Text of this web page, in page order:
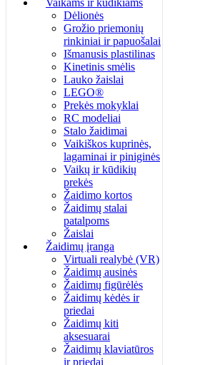
Vaikams ir kūdikiams
Dėlionės
Grožio priemonių
rinkiniai ir papuošalai
Išmanusis plastilinas
Kinetinis smėlis
Lauko žaislai
LEGO®
Prekės mokyklai
RC modeliai
Stalo žaidimai
Vaikiškos kuprinės,
lagaminai ir piniginės
Vaikų ir kūdikių
prekės
Žaidimo kortos
Žaidimų stalai
patalpoms
Žaislai
Žaidimų įranga
Virtuali realybė (VR)
Žaidimų ausinės
Žaidimų figūrėlės
Žaidimų kėdės ir
priedai
Žaidimų kiti
aksesuarai
Žaidimų klaviatūros
ir priedai